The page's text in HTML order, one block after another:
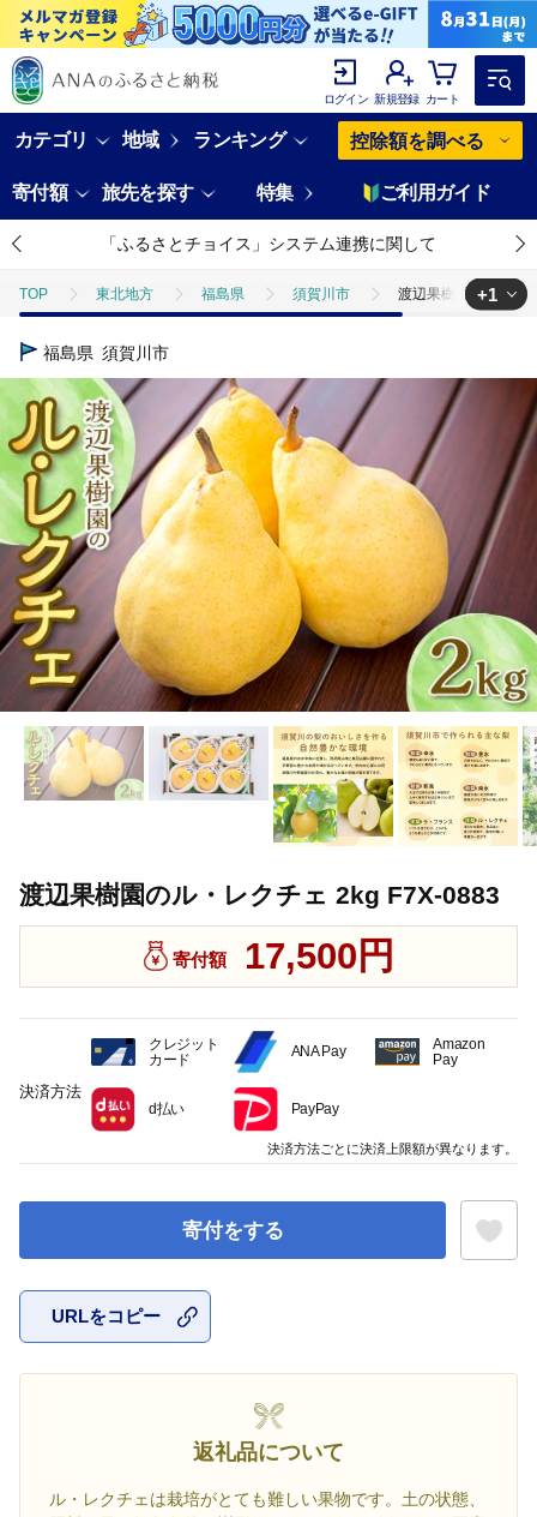
ログイン 新規登録 カート
カテゴリ 地域 ランキング 控除額を調べる
寄付額 旅先を探す 特集 ご利用ガイド
「ふるさとチョイス」システム連携に関して
TOP 東北地方 福島県 須賀川市 渡辺果樹園のル・レ
TOP
+1
福島県 須賀川市
渡辺果樹園のル・レクチェ 2kg F7X-0883
寄付額 17,500円
寄付をする
URLをコピー
返礼品について
ル・レクチェは栽培がとても難しい果物です。土の状態、
決済方法
クレジット
カード
ANA Pay
Amazon
Pay
d払い PayPay
決済方法ごとに決済上限額が異なります。